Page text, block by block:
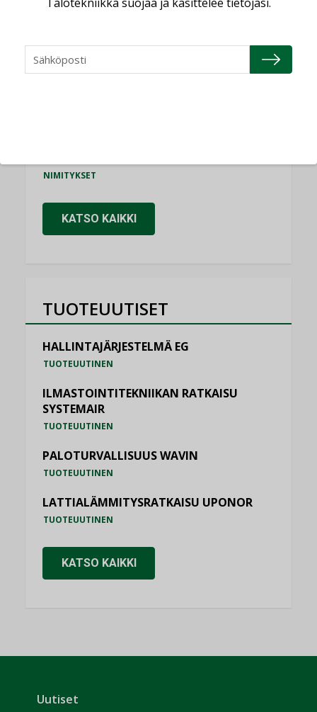
Refair
NIMITYKSET
KATSO KAIKKI
TUOTEUUTISET
HALLINTAJÄRJESTELMÄ EG
TUOTEUUTINEN
ILMASTOINTITEKNIIKAN RATKAISU
SYSTEMAIR
TUOTEUUTINEN
PALOTURVALLISUUS WAVIN
TUOTEUUTINEN
LATTIALÄMMITYSRATKAISU UPONOR
TUOTEUUTINEN
KATSO KAIKKI
Uutiset